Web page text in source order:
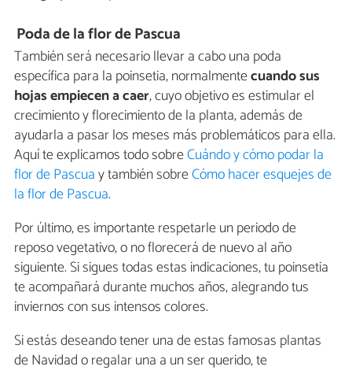
Poda de la flor de Pascua
También será necesario llevar a cabo una poda
específica para la poinsetia, normalmentecuando sus
hojas empiecen a caer, cuyo objetivo es estimular el
crecimiento y florecimiento de la planta, además de
ayudarla a pasar los meses más problemáticos para ella.
Aquí te explicamos todo sobreCuándo y cómo podar la
flor de Pascuay también sobreCómo hacer esquejes de
la flor de Pascua.
Por último, es importante respetarle un periodo de
reposo vegetativo, o no florecerá de nuevo al año
siguiente. Si sigues todas estas indicaciones, tu poinsetia
te acompañará durante muchos años, alegrando tus
inviernos con sus intensos colores.
Si estás deseando tener una de estas famosas plantas
de Navidad o regalar una a un ser querido, te